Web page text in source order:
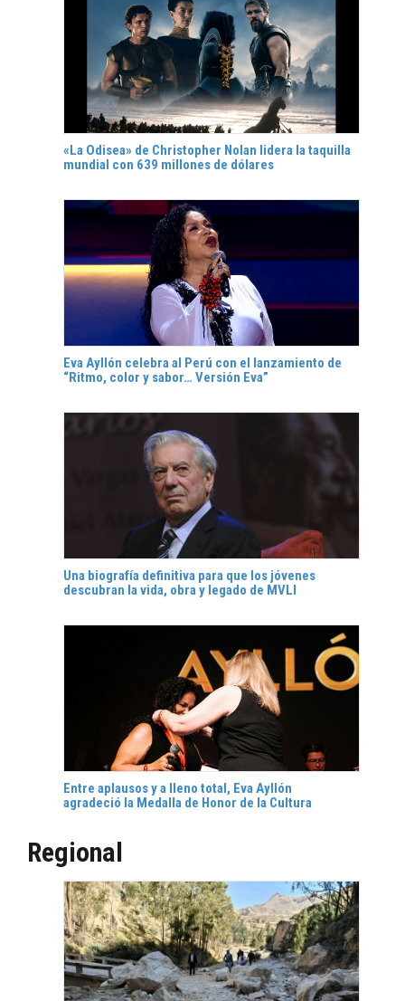
«La Odisea» de Christopher Nolan lidera la taquilla
mundial con 639 millones de dólares
Eva Ayllón celebra al Perú con el lanzamiento de
“Ritmo, color y sabor… Versión Eva”
Una biografía definitiva para que los jóvenes
descubran la vida, obra y legado de MVLl
Entre aplausos y a lleno total, Eva Ayllón
agradeció la Medalla de Honor de la Cultura
Regional